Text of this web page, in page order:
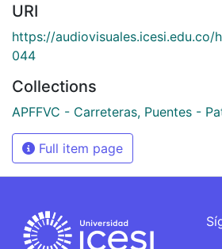
URI
https://audiovisuales.icesi.edu.co/
044
Collections
APFFVC - Carreteras, Puentes -
Full item page